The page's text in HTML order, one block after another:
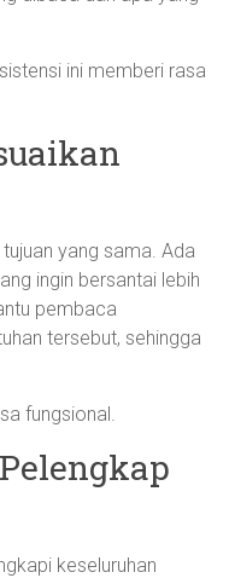
ini memberi rasa
yang sama. Ada
ingin bersantai lebih
pembaca
tersebut, sehingga
fungsional.
keseluruhan